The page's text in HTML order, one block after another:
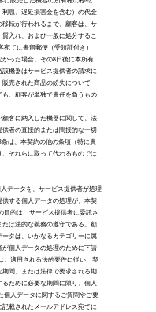
息、遅延損害金を含む）の代金
転が行われるまで、顧客は、サ
入れ、および一般に処分するこ
てに書留郵便（受領証付き）
った場合、その8日後に本所有
機器はサービス提供者の請求に
売された商品の紛失について
、顧客が単独で責任を負うもの
客に納入した機器に関して、法
者の直接的または間接的な一切
は、本契約の他の条項（特に責
それらに取って代わるものでは
データを、サービス提供者が処理
する個人データの処理が、本契
目的は、サービス提供者に委託さ
は法的な義務の遵守である。顧
タは、いかなるカテゴリーに属
個人データの処理のために下請
、適用される法的要件に従い、契
間、または法律で要求される期
ために必要な期間に限り、個人
個人データに関するご質問やご要
載されたメールアドレス宛てに